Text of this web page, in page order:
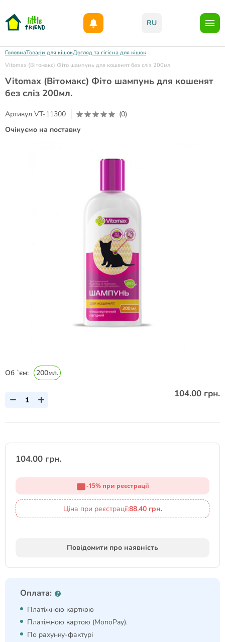
RU
ГоловнаТовари для кішокДогляд та гігієна для кішок
Vitomax (Вітомакс) Фіто шампунь для кошенят без сліз 200мл.
Vitomax (Вітомакс) Фіто шампунь для кошенят
без сліз 200мл.
Артикул VT-11300
(0)
Очікуємо на поставку
Об `єм: 200мл.
104.00 грн.
104.00 грн.
-15% при реєстрації
Ціна при реєстрації:88.40 грн.
Повідомити про наявність
Оплата:
Платіжною карткою
Платіжною картою (MonoPay).
По рахунку-фактурі